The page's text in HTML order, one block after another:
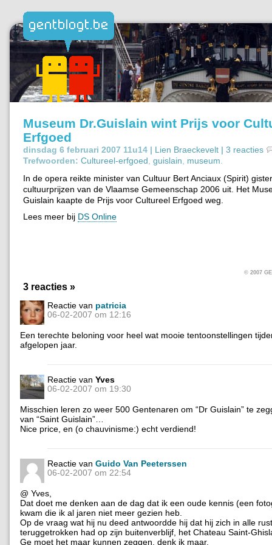
Museum Dr.Guislain wint Prijs voor
Erfgoed
dinsdag 6 februari 2007 11u14 | Lien Braeckevelt | 3 reacties
Trefwoorden: Cultureel-erfgoed guislain museum
In de opera reikte minister van Cultuur Bert Anciaux (Spirit)
cultuurprijzen van de Vlaamse Gemeenschap 2006 uit. Het
Guislain kaapte de Prijs voor Cultureel Erfgoed weg.
Lees meer bij DS Online
© 2007
3 reacties »
Reactie van patricia
06-02-2007 om 12:16
Een terechte beloning voor heel wat mooie tentoonstellingen
afgelopen jaar.
Reactie van Yves
06-02-2007 om 19:30
Misschien leren zo weer 500 Gentenaren om “Dr Guislain” te
van “Saint Guislain”…
Nice price, en (o chauvinisme:) echt verdiend!
Reactie van Guido Van Peeterssen
06-02-2007 om 22:54
@ Yves,
Dat doet me denken aan de dag dat ik een oude kennis (een
kwam die ik al jaren niet meer gezien heb.
Op de vraag wat hij nu deed antwoordde hij dat hij zich in alle rust
teruggetrokken had op zijn buitenverblijf, het Chateau Saint-
Ge moet het maar kunnen zeggen, denk ik maar.